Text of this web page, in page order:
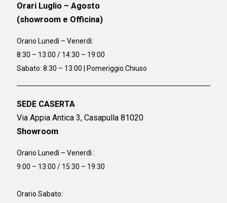
Orari Luglio – Agosto
(showroom e Officina)
Orario Lunedì – Venerdì:
8:30 – 13:00 / 14:30 – 19:00
Sabato: 8:30 – 13:00 | Pomeriggio Chiuso
SEDE CASERTA
Via Appia Antica 3, Casapulla 81020
Showroom
Orario Lunedì – Venerdì :
9:00 – 13:00 / 15:30 – 19:30
Orario Sabato: